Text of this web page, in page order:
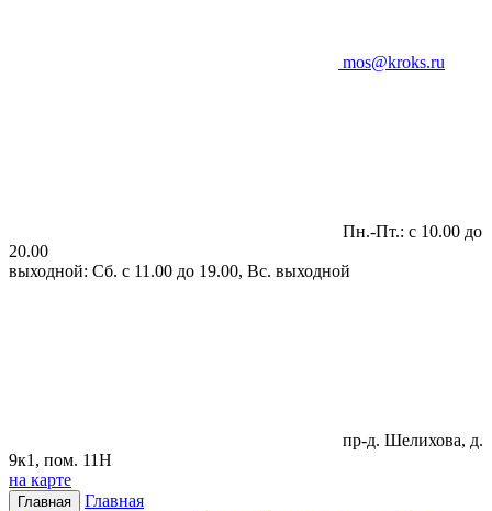
mos@kroks.ru
Пн.-Пт.: с 10.00 до
20.00
выходной: Сб. с 11.00 до 19.00, Вс. выходной
пр-д. Шелихова, д.
9к1, пом. 11Н
на карте
Главная
Главная